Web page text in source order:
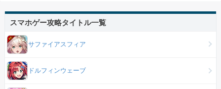
スマホゲー攻略タイトル一覧
サファイアスフィア
ドルフィンウェーブ